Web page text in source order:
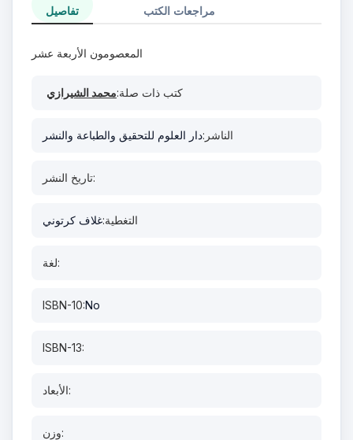
تفاصيل مراجعات الكتب
المعصومون الأربعة عشر
كتب ذات صلة:محمد الشيرازي
الناشر:دار العلوم للتحقيق والطباعة والنشر
تاريخ النشر:
التغطية:غلاف كرتوني
لغة:
ISBN-10:No
ISBN-13:
الأبعاد:
وزن: